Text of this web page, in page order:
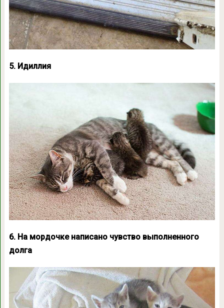
5. Идиллия
6. На мордочке написано чувство выполненного
долга